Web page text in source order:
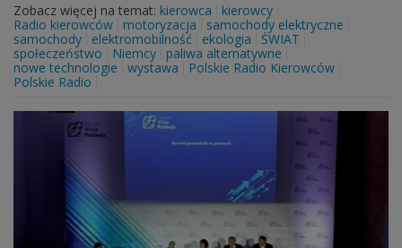
Zobacz więcej na temat: kierowca
kierowcy
Radio kierowców
motoryzacja
samochody elektryczne
samochody
elektromobilność ekologia
ŚWIAT
społeczeństwo
Niemcy
paliwa alternatywne
nowe technologie
wystawa
Polskie Radio Kierowców
Polskie Radio